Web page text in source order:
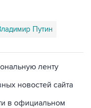
Путин
ленту
новостей сайта
в официальном